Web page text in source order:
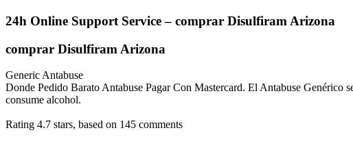
24h Online Support Service – comprar Disulfiram Arizona
comprar Disulfiram Arizona
Generic Antabuse
Donde Pedido Barato Antabuse Pagar Con Mastercard. El Antabuse Genérico
consume alcohol.
Rating 4.7 stars, based on 145 comments